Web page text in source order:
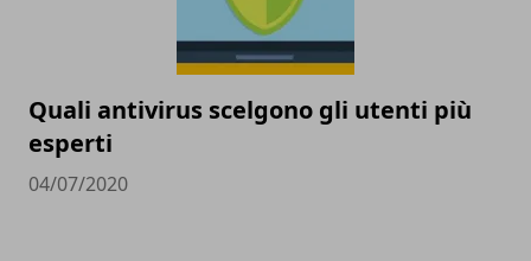
Quali antivirus scelgono gli utenti più
esperti
04/07/2020